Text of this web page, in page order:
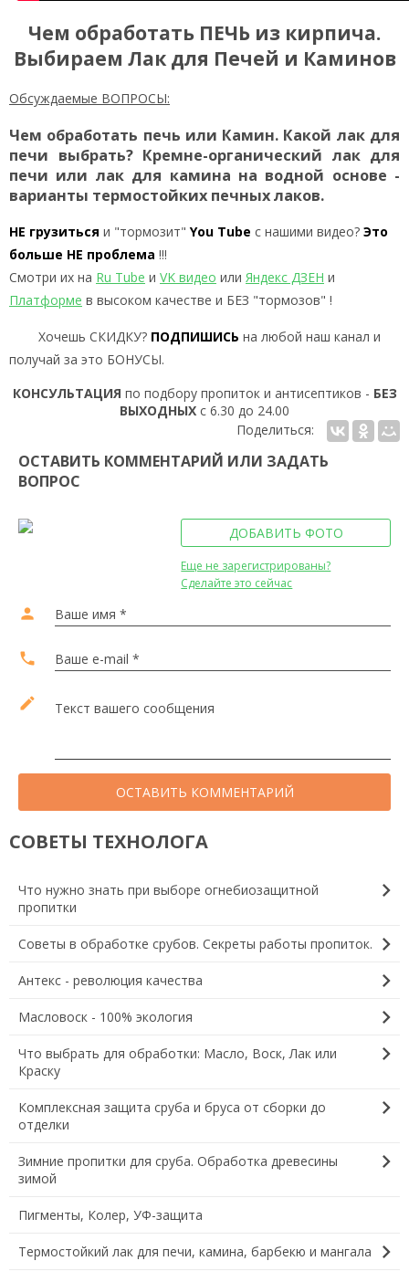
Чем обработать ПЕЧЬ из кирпича.
Выбираем Лак для Печей и Каминов
Обсуждаемые ВОПРОСЫ:
Чем обработать печь или Камин. Какой лак для
печи выбрать? Кремне-органический лак для
печи или лак для камина на водной основе -
варианты термостойких печных лаков.
НЕ грузиться и "тормозит" You Tube с нашими видео? Это
больше НЕ проблема !!!
Смотри их на Ru Tube и VK видео или Яндекс ДЗЕН и
Платформе в высоком качестве и БЕЗ "тормозов" !
Хочешь СКИДКУ? ПОДПИШИСЬ на любой наш канал и
получай за это БОНУСЫ.
КОНСУЛЬТАЦИЯ по подбору пропиток и антисептиков - БЕЗ
ВЫХОДНЫХ с 6.30 до 24.00
Поделиться:
ОСТАВИТЬ КОММЕНТАРИЙ ИЛИ ЗАДАТЬ
ВОПРОС
ДОБАВИТЬ ФОТО
Еще не зарегистрированы?
Сделайте это сейчас
person Ваше имя *
local_phone Ваше e-mail *
edit Текст вашего сообщения
ОСТАВИТЬ КОММЕНТАРИЙ
СОВЕТЫ ТЕХНОЛОГА
Что нужно знать при выборе огнебиозащитной
пропитки
chevron_right
Советы в обработке срубов. Секреты работы пропиток. chevron_right
Антекс - революция качества chevron_right
Масловоск - 100% экология chevron_right
Что выбрать для обработки: Масло, Воск, Лак или
Краску
chevron_right
Комплексная защита сруба и бруса от сборки до
отделки
chevron_right
Зимние пропитки для сруба. Обработка древесины
зимой
chevron_right
Пигменты, Колер, УФ-защита
Термостойкий лак для печи, камина, барбекю и мангала chevron_right